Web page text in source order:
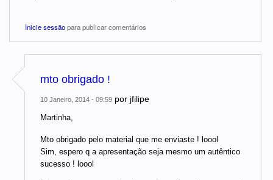
Inicie sessãopara publicar comentários
mto obrigado !
10 Janeiro, 2014 - 09:59 por jfilipe
Martinha,
Mto obrigado pelo material que me enviaste ! loool
Sim, espero q a apresentação seja mesmo um autêntico
sucesso ! loool